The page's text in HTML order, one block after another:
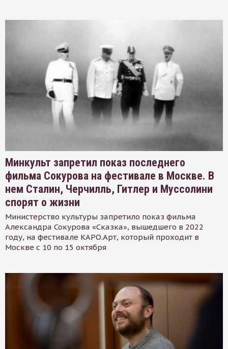
Минкульт запретил показ последнего
фильма Сокурова на фестивале в Москве. В
нем Сталин, Черчилль, Гитлер и Муссолини
спорят о жизни
Министерство культуры запретило показ фильма
Александра Сокурова «Сказка», вышедшего в 2022
году, на фестивале КАРО.Арт, который проходит в
Москве с 10 по 15 октября